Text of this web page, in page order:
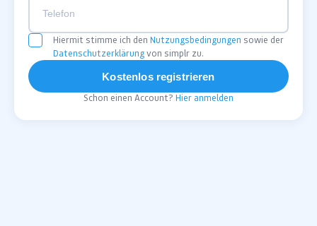
Hiermit stimme ich den Nutzungsbedingungen sowie der
Datenschutzerklärung von simplr zu.
Kostenlos registrieren
Schon einen Account? Hier anmelden